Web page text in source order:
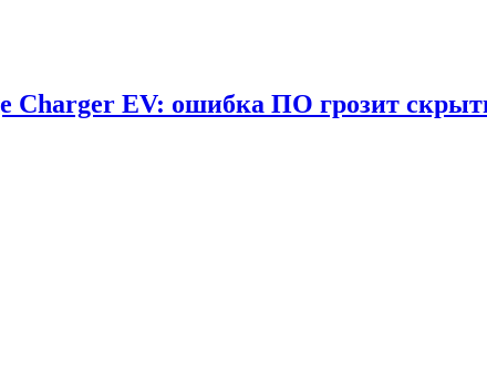
Charger EV: ошибка ПО грозит